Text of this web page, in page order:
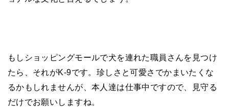
もしショッピングモールで犬を連れた職員さんを見つけ
たら、それがK-9です。珍しさと可愛さでかまいたくな
るかもしれませんが、本人達は仕事中ですので、見守る
だけでお願いしますね。